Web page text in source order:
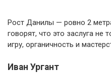
Рост Данилы — ровно 2
говорят, что это заслуга
игру, органичность и
Иван Ургант